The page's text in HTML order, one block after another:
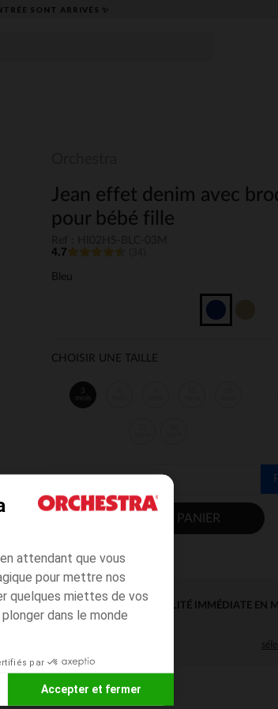
attendant que vous
pour mettre nos
quelques miettes de vos
dans le monde
par
Accepter et fermer
SONT ARRIVÉS ✨
Jean effet denim avec
pour bébé fille
4.7
Bleu
CHOISIR UNE TAILLE
3
mois
AJOUTER AU PANIER
DISPONIBILITÉ IMMÉDIATE EN